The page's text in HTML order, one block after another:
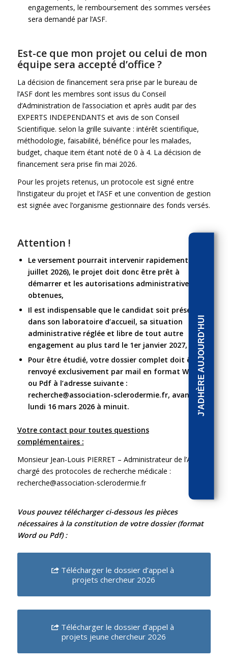
engagements, le remboursement des sommes versées
sera demandé par l’ASF.
Est-ce que mon projet ou celui de mon
équipe sera accepté d’office ?
La décision de financement sera prise par le bureau de
l’ASF dont les membres sont issus du Conseil
d’Administration de l’association et après audit par des
EXPERTS INDEPENDANTS et avis de son Conseil
Scientifique. selon la grille suivante : intérêt scientifique,
méthodologie, faisabilité, bénéfice pour les malades,
budget, chaque item étant noté de 0 à 4. La décision de
financement sera prise fin mai 2026.
Pour les projets retenus, un protocole est signé entre
l’instigateur du projet et l’ASF et une convention de gestion
est signée avec l’organisme gestionnaire des fonds versés.
Attention !
Le versement pourrait intervenir rapidement (dès
juillet 2026), le projet doit donc être prêt à
démarrer et les autorisations administratives
obtenues,
Il est indispensable que le candidat soit présent
dans son laboratoire d’accueil, sa situation
administrative réglée et libre de tout autre
engagement au plus tard le 1er janvier 2027,
Pour être étudié, votre dossier complet doit être
renvoyé exclusivement par mail en format Word
ou Pdf à l’adresse suivante :
recherche@association-sclerodermie.fr, avant le
lundi 16 mars 2026 à minuit.
Votre contact pour toutes questions
complémentaires :
Monsieur Jean-Louis PIERRET – Administrateur de l’ASF –
chargé des protocoles de recherche médicale :
recherche@association-sclerodermie.fr
Vous pouvez télécharger ci-dessous les pièces
nécessaires à la constitution de votre dossier (format
Word ou Pdf) :
Télécharger le dossier d’appel à
projets chercheur 2026
Télécharger le dossier d’appel à
projets jeune chercheur 2026
J'ADHÈRE AUJOURD'HUI